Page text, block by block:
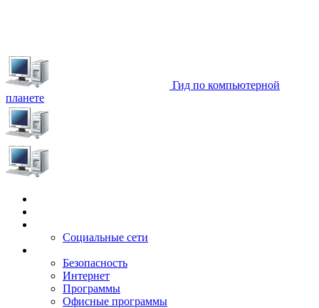
Гид по компьютерной
планете
Социальные сети
Безопасность
Интернет
Программы
Офисные программы